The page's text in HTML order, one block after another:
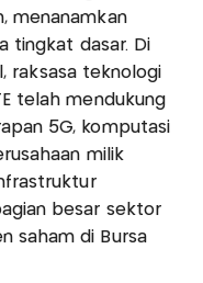
menanamkan
tingkat dasar. Di
raksasa teknologi
telah mendukung
5G, komputasi
milik
besar sektor
saham di Bursa